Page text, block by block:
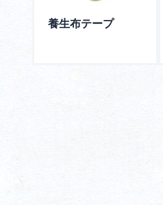
養生布テープ